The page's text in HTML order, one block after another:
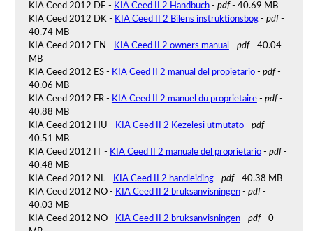
KIA Ceed 2012 DE - KIA Ceed II 2 Handbuch- pdf- 40.69 MB
KIA Ceed 2012 DK - KIA Ceed II 2 Bilens instruktionsbog- pdf-
40.74 MB
KIA Ceed 2012 EN - KIA Ceed II 2 owners manual - pdf- 40.04
MB
KIA Ceed 2012 ES - KIA Ceed II 2 manual del propietario- pdf-
40.06 MB
KIA Ceed 2012 FR - KIA Ceed II 2 manuel du proprietaire- pdf-
40.88 MB
KIA Ceed 2012 HU - KIA Ceed II 2 Kezelesi utmutato- pdf-
40.51 MB
KIA Ceed 2012 IT - KIA Ceed II 2 manuale del proprietario- pdf-
40.48 MB
KIA Ceed 2012 NL - KIA Ceed II 2 handleiding- pdf- 40.38 MB
KIA Ceed 2012 NO - KIA Ceed II 2 bruksanvisningen- pdf-
40.03 MB
KIA Ceed 2012 NO - KIA Ceed II 2 bruksanvisningen- pdf- 0